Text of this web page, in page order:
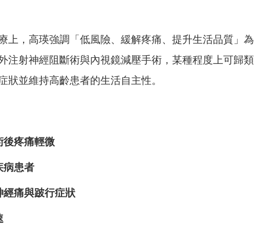
上，高瑛強調「低風險、緩解疼痛、提升生活品質」為
注射神經阻斷術與內視鏡減壓手術，某種程度上可歸類
狀並維持高齡患者的生活自主性。
後疼痛輕微
病患者
痛與跛行症狀